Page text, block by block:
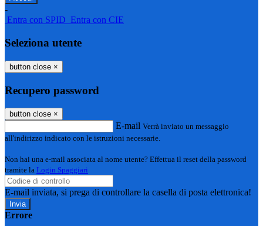
-
Entra con SPID Entra con CIE
Seleziona utente
button close ×
Recupero password
button close ×
E-mail Verrà inviato un messaggio
all'indirizzo indicato con le istruzioni necessarie.
Non hai una e-mail associata al nome utente? Effettua il reset della password
tramite la Login Spaggiari
E-mail inviata, si prega di controllare la casella di posta elettronica!
Errore